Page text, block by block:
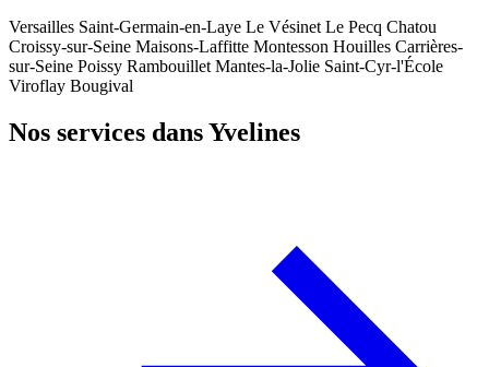
Versailles Saint-Germain-en-Laye Le Vésinet Le Pecq Chatou
Croissy-sur-Seine Maisons-Laffitte Montesson Houilles Carrières-
sur-Seine Poissy Rambouillet Mantes-la-Jolie Saint-Cyr-l'École
Viroflay Bougival
Nos services dans Yvelines